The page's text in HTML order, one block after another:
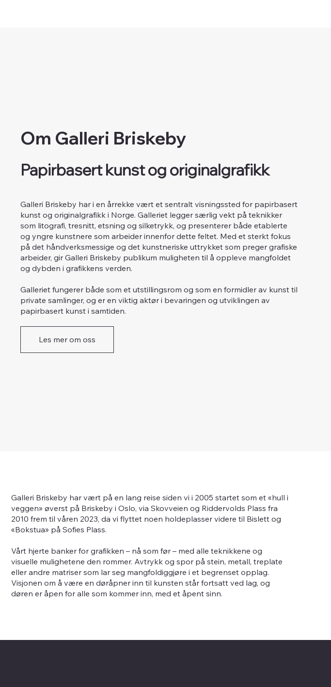
Om Galleri Briskeby
Papirbasert kunst og originalgrafikk
Galleri Briskeby har i en årrekke vært et sentralt visningssted for papirbasert
kunst og originalgrafikk i Norge. Galleriet legger særlig vekt på teknikker
som litografi, tresnitt, etsning og silketrykk, og presenterer både etablerte
og yngre kunstnere som arbeider innenfor dette feltet. Med et sterkt fokus
på det håndverksmessige og det kunstneriske uttrykket som preger grafiske
arbeider, gir Galleri Briskeby publikum muligheten til å oppleve mangfoldet
og dybden i grafikkens verden.
Galleriet fungerer både som et utstillingsrom og som en formidler av kunst til
private samlinger, og er en viktig aktør i bevaringen og utviklingen av
papirbasert kunst i samtiden.
Les mer om oss
Galleri Briskeby har vært på en lang reise siden vi i 2005 startet som et «hull i
veggen» øverst på Briskeby i Oslo, via Skovveien og Riddervolds Plass fra
2010 frem til våren 2023, da vi flyttet noen holdeplasser videre til Bislett og
«Bokstua» på Sofies Plass.
Vårt hjerte banker for grafikken – nå som før – med alle teknikkene og
visuelle mulighetene den rommer. Avtrykk og spor på stein, metall, treplate
eller andre matriser som lar seg mangfoldiggjøre i et begrenset opplag.
Visjonen om å være en døråpner inn til kunsten står fortsatt ved lag, og
døren er åpen for alle som kommer inn, med et åpent sinn.